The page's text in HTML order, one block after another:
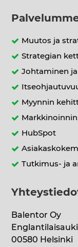
Muutos ja
Strategian
Johtaminen
Myynnin
HubSpot
Tutkimus- ja
Balentor Oy
00580 Helsinki